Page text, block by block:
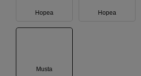
Hopea Hopea
Musta